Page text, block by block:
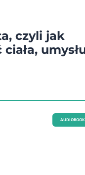
czyli jak
AUDIOBOOK